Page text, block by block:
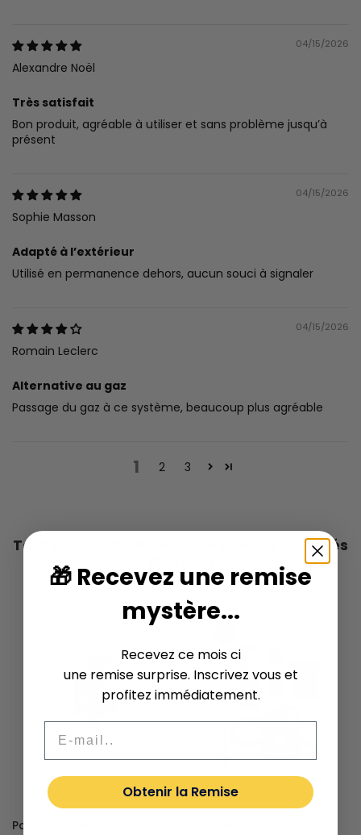
04/15/2026
Alexandre Noël
Très satisfait
Bon produit, agréable à utiliser et sans problème jusqu’à
présent
04/15/2026
Sophie Masson
Adapté à l’extérieur
Utilisé en permanence dehors, aucun souci à signaler
04/15/2026
Romain Leclerc
Alternative au gaz
Passage du gaz à ce système, beaucoup plus agréable
1 2 3
Tout pour compléter votre poêle à granulés
Pare étincelles avec
🎁 Recevez une remise
mystère...
Recevez ce mois ci
une remise surprise. Inscrivez vous et
profitez immédiatement.
Obtenir la Remise